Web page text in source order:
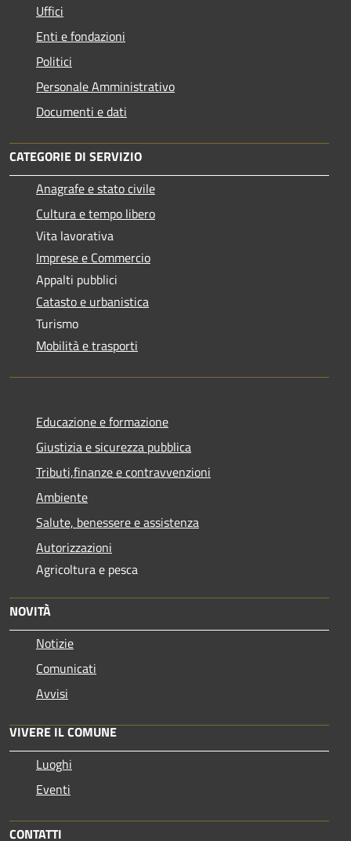
Uffici
Enti e fondazioni
Politici
Personale Amministrativo
Documenti e dati
CATEGORIE DI SERVIZIO
Anagrafe e stato civile
Cultura e tempo libero
Vita lavorativa
Imprese e Commercio
Appalti pubblici
Catasto e urbanistica
Turismo
Mobilità e trasporti
Educazione e formazione
Giustizia e sicurezza pubblica
Tributi,finanze e contravvenzioni
Ambiente
Salute, benessere e assistenza
Autorizzazioni
Agricoltura e pesca
NOVITÀ
Notizie
Comunicati
Avvisi
VIVERE IL COMUNE
Luoghi
Eventi
CONTATTI